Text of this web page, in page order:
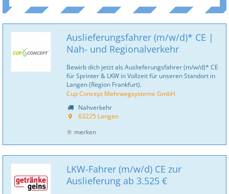
Auslieferungsfahrer (m/w/d)* CE |
Nah- und Regionalverkehr
Bewirb dich jetzt als Auslieferungsfahrer (m/w/d)* CE
für Sprinter & LKW in Vollzeit für unseren Standort in
Langen (Region Frankfurt).
Cup Concept Mehrwegsysteme GmbH
Nahverkehr
63225 Langen
merken
LKW-Fahrer (m/w/d) CE zur
Auslieferung ab 3.525 €